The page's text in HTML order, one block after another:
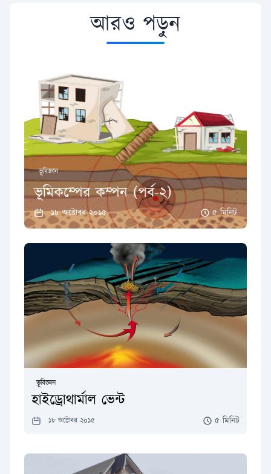
আরও পড়ুন
ভূবিজ্ঞান
ভূমিকম্পের কম্পন (পর্ব-২)
১৮ অক্টোবর ২০১৫ ৫ মিনিট
ভূবিজ্ঞান
হাইড্রোথার্মাল ভেন্ট
১৮ অক্টোবর ২০১৫ ৫ মিনিট